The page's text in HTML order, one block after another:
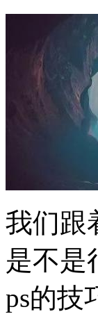
我们跟
是不是
ps的技